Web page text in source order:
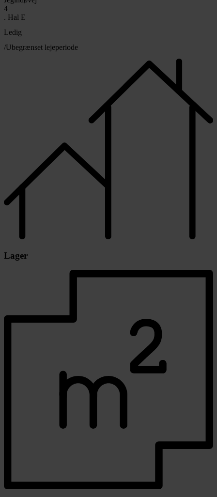
4
. Hal E
Ledig
/Ubegrænset lejeperiode
Lager